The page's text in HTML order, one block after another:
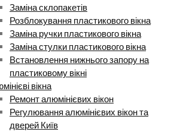
Заміна склопакетів
Розблокування пластикового вікна
Заміна ручки пластикового вікна
Заміна стулки пластикового вікна
Встановлення нижнього запору на
пластиковому вікні
вікна
Ремонт алюмінієвих вікон
Регулювання алюмінієвих вікон та
дверей Київ